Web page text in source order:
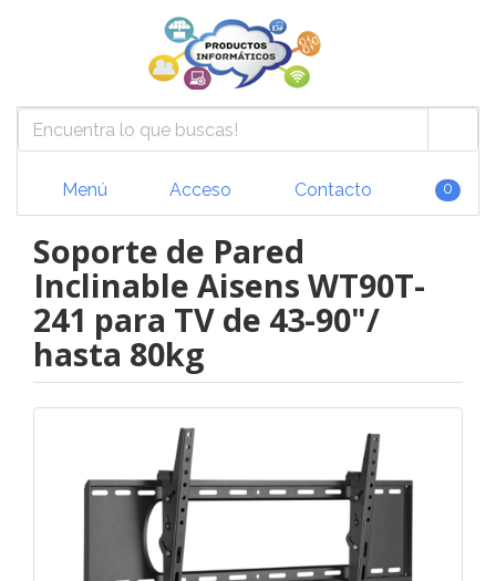
Menú Acceso Contacto 0
Soporte de Pared
Inclinable Aisens WT90T-
241 para TV de 43-90"/
hasta 80kg